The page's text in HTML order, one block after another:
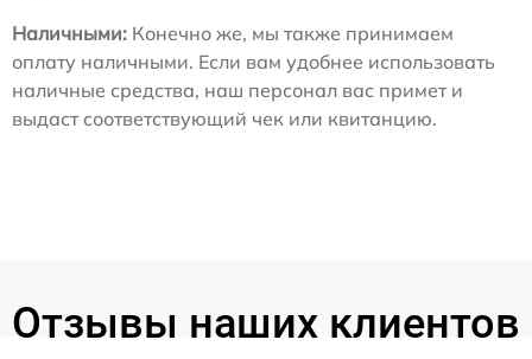
Наличными: Конечно же, мы также принимаем
оплату наличными. Если вам удобнее использовать
наличные средства, наш персонал вас примет и
выдаст соответствующий чек или квитанцию.
Отзывы наших клиентов